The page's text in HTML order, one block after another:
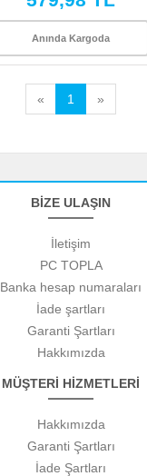
Anında Kargoda
« 1 »
BİZE ULAŞIN
İletişim
PC TOPLA
Banka hesap numaraları
İade şartları
Garanti Şartları
Hakkımızda
MÜŞTERİ HİZMETLERİ
Hakkımızda
Garanti Şartları
İade Şartları